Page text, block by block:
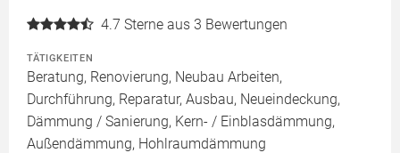
4.7 Sterne aus 3 Bewertungen
TÄTIGKEITEN
Beratung, Renovierung, Neubau Arbeiten,
Durchführung, Reparatur, Ausbau, Neueindeckung,
Dämmung / Sanierung, Kern- / Einblasdämmung,
Außendämmung, Hohlraumdämmung